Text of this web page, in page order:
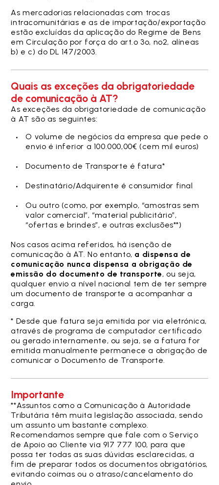
As mercadorias relacionadas com trocas
intracomunitárias e as de importação/exportação
estão excluídas da aplicação do Regime de Bens
em Circulação por força do art.º 3º, nº2, alíneas
b) e c) do DL 147/2003.
Quais as exceções da obrigatoriedade
de comunicação à AT?
As exceções da obrigatoriedade de comunicação
à AT são as seguintes:
O volume de negócios da empresa que pede o
envio é inferior a 100.000,00€ (cem mil euros)
Documento de Transporte é fatura*
Destinatário/Adquirente é consumidor final
Ou outro (como, por exemplo, “amostras sem
valor comercial”, “material publicitário”,
“ofertas e brindes”, e outras exclusões**)
Nos casos acima referidos, há isenção de
comunicação à AT. No entanto, a dispensa de
comunicação nunca dispensa a obrigação de
emissão do documento de transporte, ou seja,
qualquer envio a nível nacional tem de ter sempre
um documento de transporte a acompanhar a
carga.
* Desde que fatura seja emitida por via eletrónica,
através de programa de computador certificado
ou gerado internamente, ou seja, se a fatura for
emitida manualmente permanece a obrigação de
comunicar o Documento de Transporte.
Importante
**Assuntos como a Comunicação à Autoridade
Tributária têm muita legislação associada, sendo
um assunto um bastante complexo.
Recomendamos sempre que fale com o Serviço
de Apoio ao Cliente via 917 777 100, para que
possa ter todas as suas dúvidas esclarecidas, a
fim de preparar todos os documentos obrigatórios,
evitando coimas ou o atraso/cancelamento do